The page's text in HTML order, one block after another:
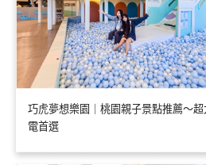
巧虎夢想樂園｜桃園親子景點推薦～
電首選